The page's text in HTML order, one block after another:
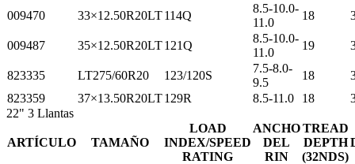
009470 33×12.50R20LT114Q
8.5-10.0-
11.0
18
009487 35×12.50R20LT121Q
8.5-10.0-
11.0
19
823335 LT275/60R20 123/120S
7.5-8.0-
9.5
18
823359
37×13.50R20LT129R 8.5-11.0 18
22" 3 Llantas
ARTÍCULO TAMAÑO
LOAD
INDEX/SPEED
RATING
ANCHO
DEL
RIN
TREAD
DEPTH
(32NDS)